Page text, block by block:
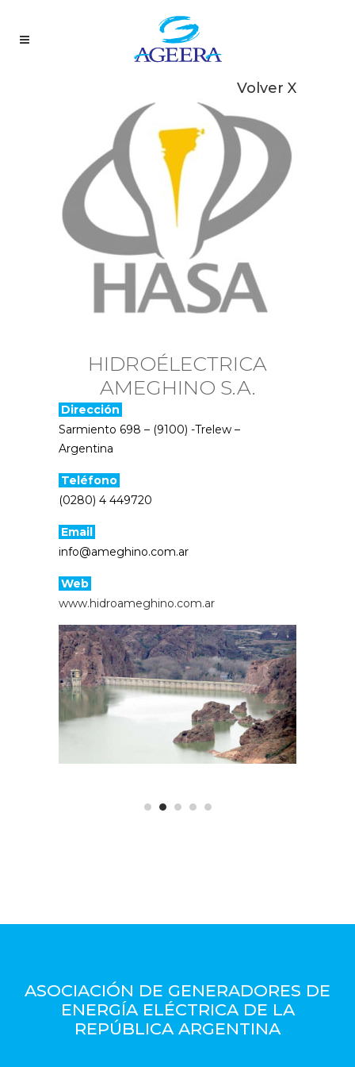
Volver X
HIDROÉLECTRICA
AMEGHINO S.A.
Dirección
Sarmiento 698 – (9100) -Trelew –
Argentina
Teléfono
(0280) 4 449720
Email
info@ameghino.com.ar
Web
www.hidroameghino.com.ar
ASOCIACIÓN DE GENERADORES DE
ENERGÍA ELÉCTRICA DE LA
REPÚBLICA ARGENTINA